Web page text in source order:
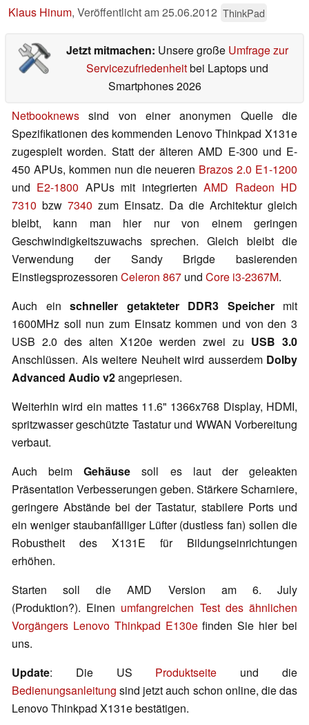
Klaus Hinum, Veröffentlicht am25.06.2012 ThinkPad
Jetzt mitmachen: Unsere große Umfrage zur
Servicezufriedenheitbei Laptops und
Smartphones 2026
Netbooknews sind von einer anonymen Quelle die
Spezifikationen des kommenden Lenovo Thinkpad X131e
zugespielt worden. Statt der älteren AMD E-300 und E-
450 APUs, kommen nun die neueren Brazos 2.0 E1-1200
und E2-1800 APUs mit integriertenAMD Radeon HD
7310 bzw 7340 zum Einsatz. Da die Architektur gleich
bleibt, kann man hier nur von einem geringen
Geschwindigkeitszuwachs sprechen. Gleich bleibt die
Verwendung der Sandy Brigde basierenden
Einstiegsprozessoren Celeron 867 und Core i3-2367M.
Auch ein schneller getakteter DDR3 Speichermit
1600MHz soll nun zum Einsatz kommen und von den 3
USB 2.0 des alten X120e werden zwei zu USB 3.0
Anschlüssen. Als weitere Neuheit wird ausserdem Dolby
Advanced Audio v2angepriesen.
Weiterhin wird ein mattes 11.6" 1366x768 Display, HDMI,
spritzwasser geschützte Tastatur und WWAN Vorbereitung
verbaut.
Auch beimGehäuse soll es laut der geleakten
Präsentation Verbesserungen geben. Stärkere Scharniere,
geringere Abstände bei der Tastatur, stabilere Ports und
ein weniger staubanfälliger Lüfter (dustless fan) sollen die
Robustheit des X131E für Bildungseinrichtungen
erhöhen.
Starten soll die AMD Version am 6. July
(Produktion?). Einen umfangreichen Test des ähnlichen
Vorgängers Lenovo Thinkpad E130efinden Sie hier bei
uns.
Update: Die US Produktseite und die
Bedienungsanleitung sind jetzt auch schon online, die das
Lenovo Thinkpad X131e bestätigen.